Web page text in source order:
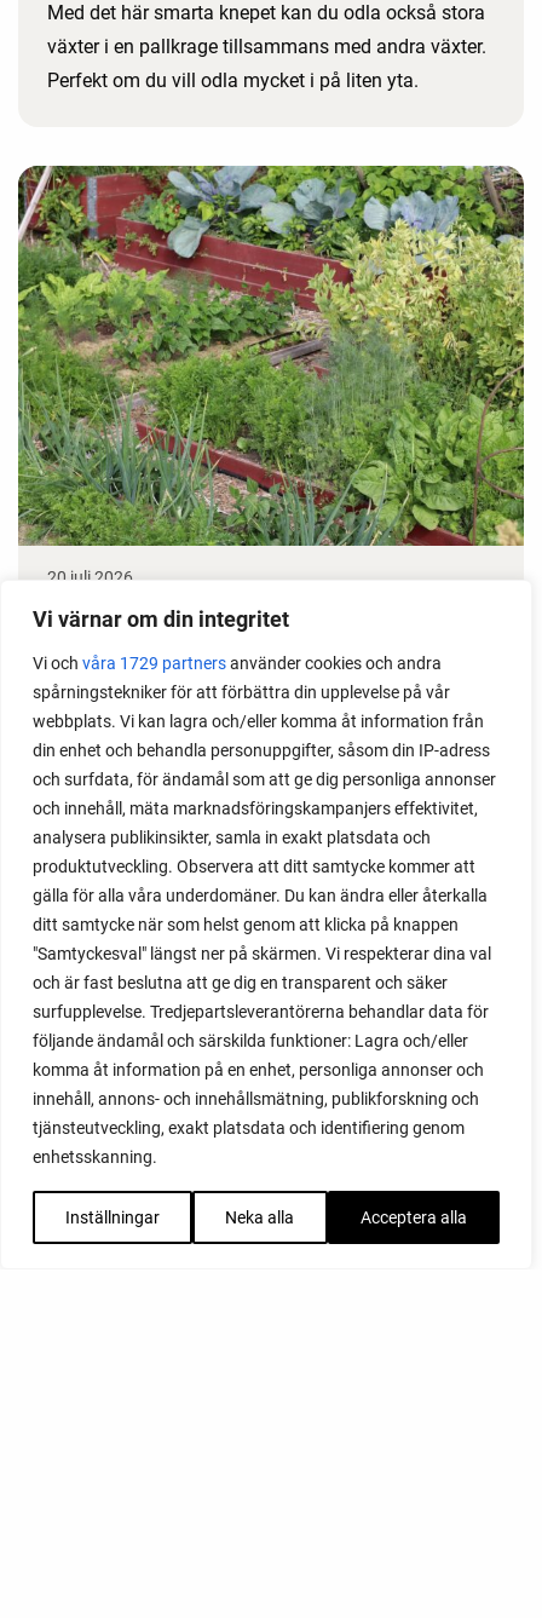
Vi värnar om din integritet
Vi och våra 1729 partnersanvänder cookies och andra
spårningstekniker för att förbättra din upplevelse på vår
webbplats. Vi kan lagra och/eller komma åt information från
din enhet och behandla personuppgifter, såsom din IP-adress
och surfdata, för ändamål som att ge dig personliga annonser
och innehåll, mäta marknadsföringskampanjers effektivitet,
analysera publikinsikter, samla in exakt platsdata och
produktutveckling. Observera att ditt samtycke kommer att
gälla för alla våra underdomäner. Du kan ändra eller återkalla
ditt samtycke när som helst genom att klicka på knappen
"Samtyckesval" längst ner på skärmen. Vi respekterar dina val
och är fast beslutna att ge dig en transparent och säker
surfupplevelse. Tredjepartsleverantörerna behandlar data för
följande ändamål och särskilda funktioner: Lagra och/eller
komma åt information på en enhet, personliga annonser och
innehåll, annons- och innehållsmätning, publikforskning och
tjänsteutveckling, exakt platsdata och identifiering genom
enhetsskanning.
Inställningar Neka alla Acceptera alla
Med det här smarta knepet kan du odla också stora
växter i en pallkrage tillsammans med andra växter.
Perfekt om du vill odla mycket i på liten yta.
20 juli 2026
Taktik med 3 tips för att röja i odlingen
Hur kan man göra för att hitta ett bra och hållbart
sätt att röja upp i sin odling? Läs min taktik, som gör
det lätt att hitta motivation och sätta igång.